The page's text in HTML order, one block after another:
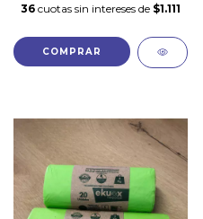
36 cuotas sin intereses de $1.111